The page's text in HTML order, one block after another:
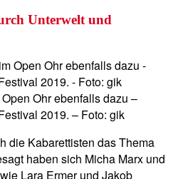
Unterwelt und
Ohr ebenfalls dazu –
2019. – Foto: gik
die Kabarettisten das Thema
haben sich Micha Marx und
Lara Ermer und Jakob